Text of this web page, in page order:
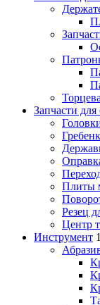
Запчасти для
Плиты
Резец
Центр
Инструмент